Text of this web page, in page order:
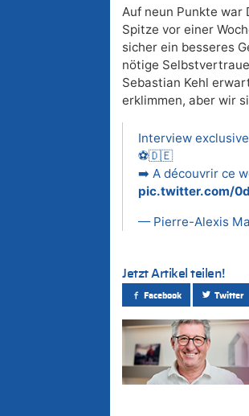
Auf neun Punkte war
Spitze vor einer
sicher ein besseres
nötige
Sebastian Kehl
erklimmen, aber wir
Interview
⚽️🇩🇪
➡️ A découvrir ce
pic.twitter.com/
— Pierre-Alexis
Jetzt Artikel teilen!
Facebook Twitter